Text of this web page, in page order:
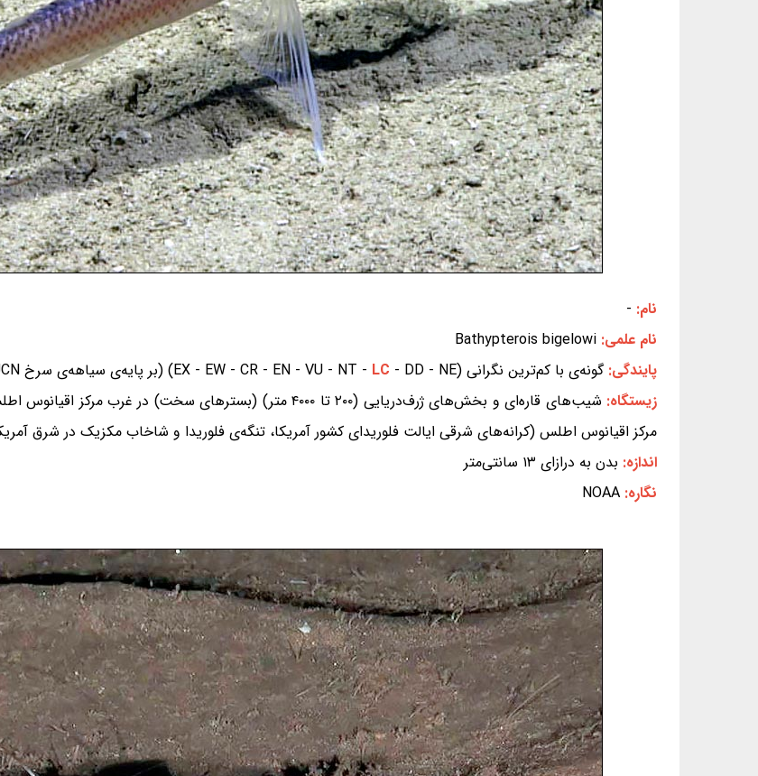
نام: -
نام علمی: Bathypterois bigelowi
پایندگی:گونه‌ی با کم‌ترین نگرانی (EX - EW - CR - EN - VU - NT - LC - DD - NE) (بر پایه‌ی سیاهه‌ی سرخ IUCN)
زیستگاه:
مرکز اقیانوس اطلس (کرانه‌های شرقی ایالت فلوریدای کشور آمریکا، تنگه‌ی فلوریدا و شاخاب مکزیک در شرق
اندازه: بدن به درازای ۱۳ سانتی‌متر
نگاره: NOAA